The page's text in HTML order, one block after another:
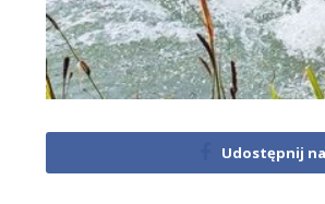
Udostępnij